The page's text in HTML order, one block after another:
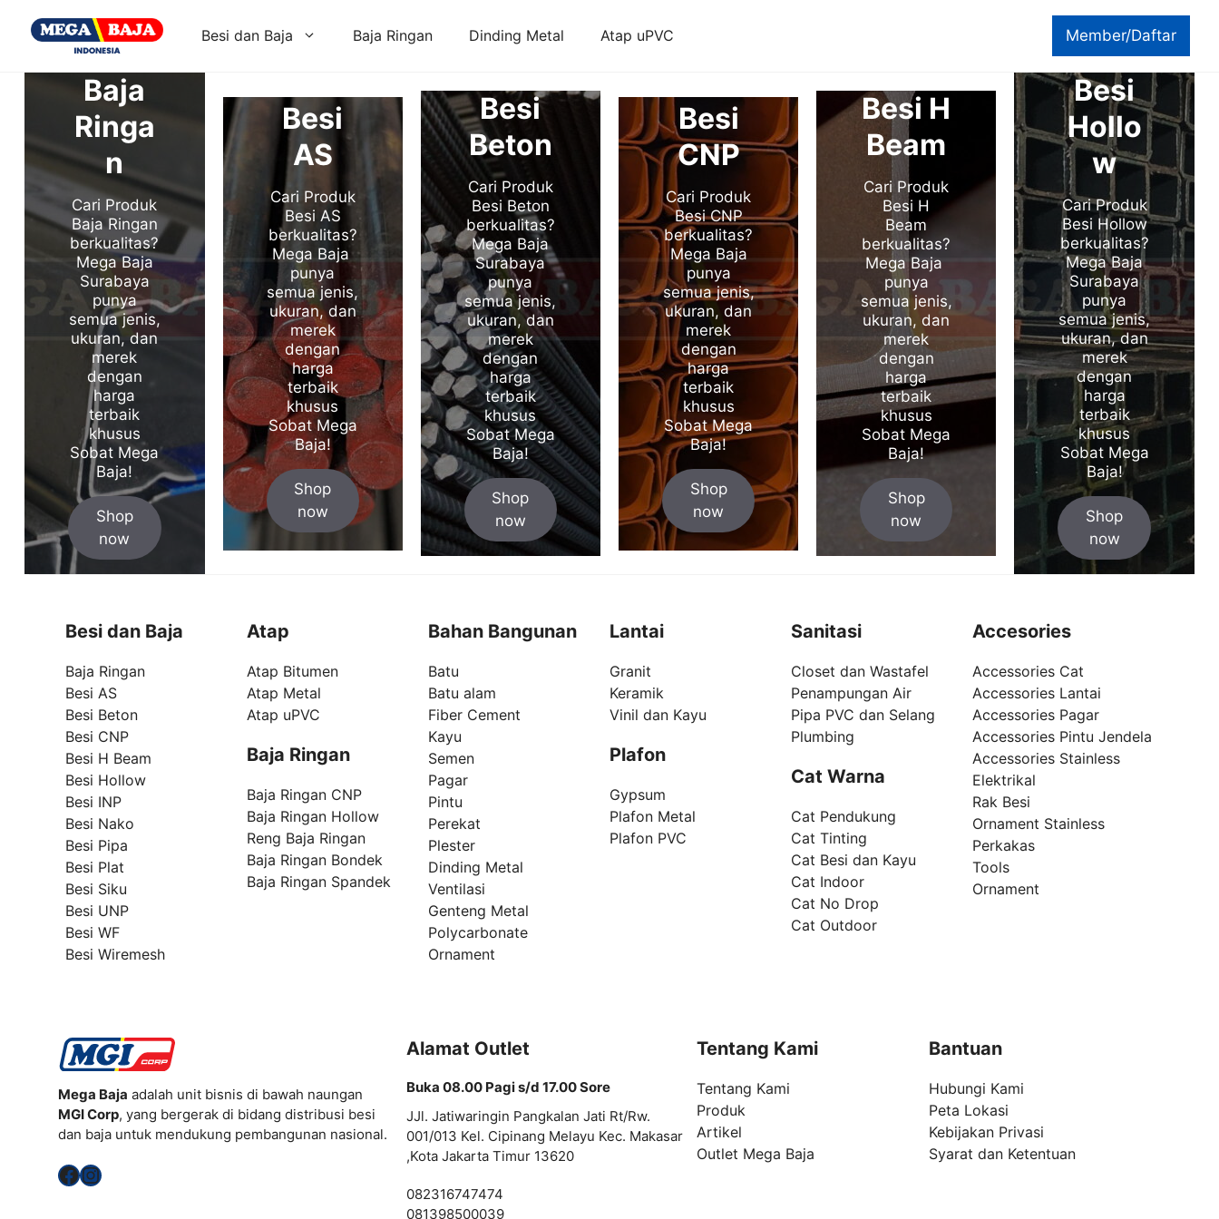
Member/Daftar
Besi dan Baja Baja Ringan Dinding Metal Atap uPVC
Baja
Ringa
n
Cari Produk
Baja Ringan
berkualitas?
Mega Baja
Surabaya
punya
semua jenis,
ukuran, dan
merek
dengan
harga
terbaik
khusus
Sobat Mega
Baja!
Shop
now
Besi
AS
Cari Produk
Besi AS
berkualitas?
Mega Baja
punya
semua jenis,
ukuran, dan
merek
dengan
harga
terbaik
khusus
Sobat Mega
Baja!
Shop
now
Besi
Beton
Cari Produk
Besi Beton
berkualitas?
Mega Baja
Surabaya
punya
semua jenis,
ukuran, dan
merek
dengan
harga
terbaik
khusus
Sobat Mega
Baja!
Shop
now
Besi
CNP
Cari Produk
Besi CNP
berkualitas?
Mega Baja
punya
semua jenis,
ukuran, dan
merek
dengan
harga
terbaik
khusus
Sobat Mega
Baja!
Shop
now
Besi H
Beam
Cari Produk
Besi H
Beam
berkualitas?
Mega Baja
punya
semua jenis,
ukuran, dan
merek
dengan
harga
terbaik
khusus
Sobat Mega
Baja!
Shop
now
Besi
Hollo
w
Cari Produk
Besi Hollow
berkualitas?
Mega Baja
Surabaya
punya
semua jenis,
ukuran, dan
merek
dengan
harga
terbaik
khusus
Sobat Mega
Baja!
Shop
now
Besi dan Baja
Baja Ringan
Besi AS
Besi Beton
Besi CNP
Besi H Beam
Besi Hollow
Besi INP
Besi Nako
Besi Pipa
Besi Plat
Besi Siku
Besi UNP
Besi WF
Besi Wiremesh
Atap
Atap Bitumen
Atap Metal
Atap uPVC
Baja Ringan
Baja Ringan CNP
Baja Ringan Hollow
Reng Baja Ringan
Baja Ringan Bondek
Baja Ringan Spandek
Bahan Bangunan
Batu
Batu alam
Fiber Cement
Kayu
Semen
Pagar
Pintu
Perekat
Plester
Dinding Metal
Ventilasi
Genteng Metal
Polycarbonate
Ornament
Lantai
Granit
Keramik
Vinil dan Kayu
Plafon
Gypsum
Plafon Metal
Plafon PVC
Sanitasi
Closet dan Wastafel
Penampungan Air
Pipa PVC dan Selang
Plumbing
Cat Warna
Cat Pendukung
Cat Tinting
Cat Besi dan Kayu
Cat Indoor
Cat No Drop
Cat Outdoor
Accesories
Accessories Cat
Accessories Lantai
Accessories Pagar
Accessories Pintu Jendela
Accessories Stainless
Elektrikal
Rak Besi
Ornament Stainless
Perkakas
Tools
Ornament
Mega Baja adalah unit bisnis di bawah naungan
MGI Corp, yang bergerak di bidang distribusi besi
dan baja untuk mendukung pembangunan nasional.
Facebook
Instagram
Alamat Outlet
Buka 08.00 Pagi s/d 17.00 Sore
JJl. Jatiwaringin Pangkalan Jati Rt/Rw.
001/013 Kel. Cipinang Melayu Kec. Makasar
,Kota Jakarta Timur 13620
082316747474
081398500039
Tentang Kami
Tentang Kami
Produk
Artikel
Outlet Mega Baja
Bantuan
Hubungi Kami
Peta Lokasi
Kebijakan Privasi
Syarat dan Ketentuan